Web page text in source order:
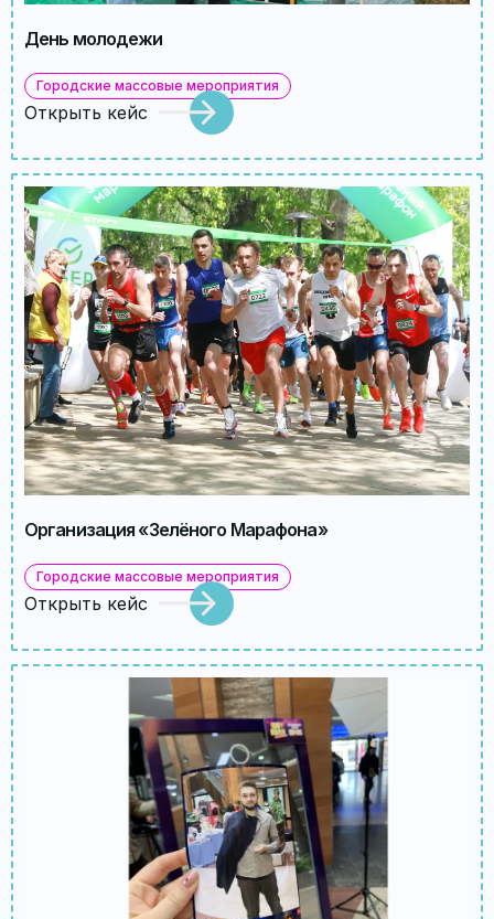
Главная
Кейсы
Услуги
Блог
Контакты
День молодежи
Городские массовые мероприятия
Открыть кейс
Организация «Зелёного Марафона»
Городские массовые мероприятия
Открыть кейс